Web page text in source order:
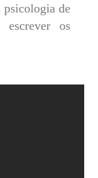
psicologia de
escrever os